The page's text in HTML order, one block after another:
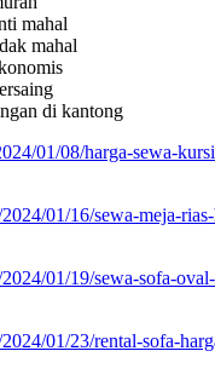
mahal
mahal
di kantong
01/08/harga-sewa-
01/16/sewa-meja-
01/19/sewa-sofa-
01/23/rental-sofa-